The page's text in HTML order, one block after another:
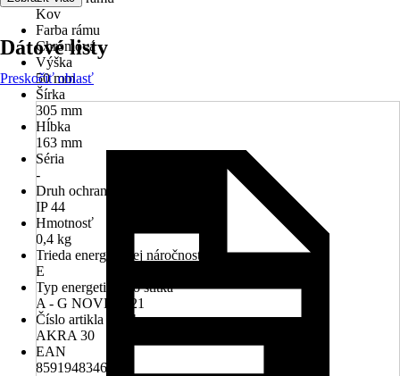
Kov
Farba rámu
Chrómová
Výška
50 mm
Šírka
305 mm
Hĺbka
163 mm
Séria
-
Druh ochrany
IP 44
Hmotnosť
0,4 kg
Trieda energetickej náročnosti
E
Typ energetického štítka
A - G NOVÉ 2021
Číslo artikla výrobcu
AKRA 30
EAN
8591948346678
Dátové listy
Preskočiť oblasť